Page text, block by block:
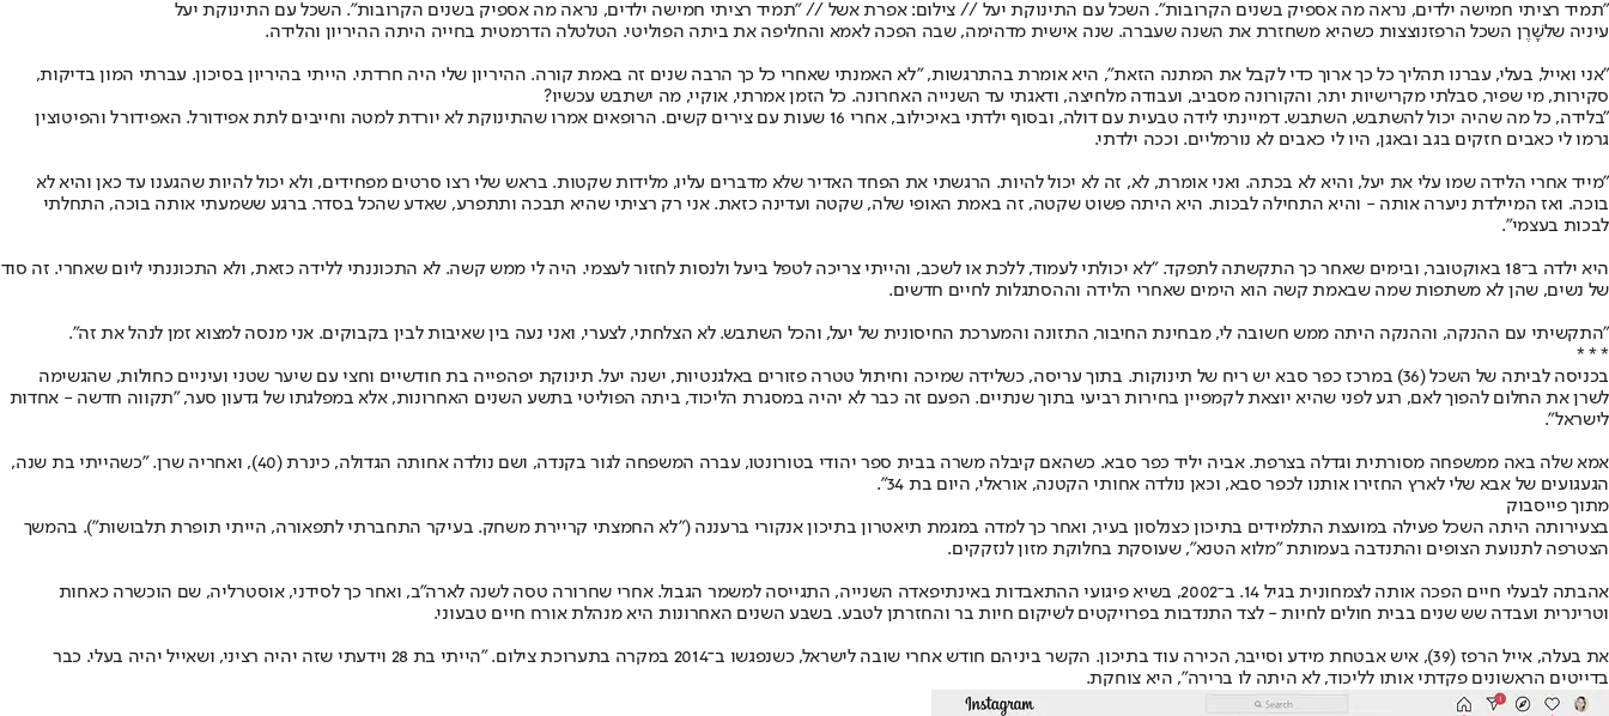
"תמיד רציתי חמישה ילדים, נראה מה אספיק בשנים הקרובות". השכל עם התינוקת יעל // צילום: אפרת אשל // "תמיד רציתי חמישה ילדים, נראה מה אספיק בשנים הקרובות". השכל עם התינוקת יעל
עיניה שלשָׁרֶן השכל הרפזנוצצות כשהיא משחזרת את השנה שעברה. שנה אישית מדהימה, שבה הפכה לאמא והחליפה את ביתה הפוליטי. הטלטלה הדרמטית בחייה היתה ההיריון והלידה.
"אני ואייל, בעלי, עברנו תהליך כל כך ארוך כדי לקבל את המתנה הזאת", היא אומרת בהתרגשות, "לא האמנתי שאחרי כל כך הרבה שנים זה באמת קורה. ההיריון שלי היה חרדתי. הייתי בהיריון בסיכון. עברתי המון בדיקות,
סקירות, מי שפיר, סבלתי מקרישיות יתר, והקורונה מסביב, ועבודה מלחיצה, ודאגתי עד השנייה האחרונה. כל הזמן אמרתי, אוקיי, מה ישתבש עכשיו?
"בלידה, כל מה שהיה יכול להשתבש, השתבש. דמיינתי לידה טבעית עם דולה, ובסוף ילדתי באיכילוב, אחרי 16 שעות עם צירים קשים. הרופאים אמרו שהתינוקת לא יורדת למטה וחייבים לתת אפידורל. האפידורל והפיטוצין
גרמו לי כאבים חזקים בגב ובאגן, היו לי כאבים לא נורמליים. וככה ילדתי.
"מייד אחרי הלידה שמו עלי את יעל, והיא לא בכתה. ואני אומרת, לא, זה לא יכול להיות. הרגשתי את הפחד האדיר שלא מדברים עליו, מלידות שקטות. בראש שלי רצו סרטים מפחידים, ולא יכול להיות שהגענו עד כאן והיא לא
בוכה. ואז המיילדת ניערה אותה - והיא התחילה לבכות. היא היתה פשוט שקטה, זה באמת האופי שלה, שקטה ועדינה כזאת. אני רק רציתי שהיא תבכה ותתפרע, שאדע שהכל בסדר. ברגע ששמעתי אותה בוכה, התחלתי
לבכות בעצמי".
היא ילדה ב־18 באוקטובר, ובימים שאחר כך התקשתה לתפקד. "לא יכולתי לעמוד, ללכת או לשכב, והייתי צריכה לטפל ביעל ולנסות לחזור לעצמי. היה לי ממש קשה. לא התכוננתי ללידה כזאת, ולא התכוננתי ליום שאחרי. זה סוד
של נשים, שהן לא משתפות שמה שבאמת קשה הוא הימים שאחרי הלידה וההסתגלות לחיים חדשים.
"התקשיתי עם ההנקה, וההנקה היתה ממש חשובה לי, מבחינת החיבור, התזונה והמערכת החיסונית של יעל, והכל השתבש. לא הצלחתי, לצערי, ואני נעה בין שאיבות לבין בקבוקים. אני מנסה למצוא זמן לנהל את זה".
* * *
בכניסה לביתה של השכל (36) במרכז כפר סבא יש ריח של תינוקות. בתוך עריסה, כשלידה שמיכה וחיתול טטרה פזורים באלגנטיות, ישנה יעל. תינוקת יפהפייה בת חודשיים וחצי עם שיער שטני ועיניים כחולות, שהגשימה
לשרן את החלום להפוך לאם, רגע לפני שהיא יוצאת לקמפיין בחירות רביעי בתוך שנתיים. הפעם זה כבר לא יהיה במסגרת הליכוד, ביתה הפוליטי בתשע השנים האחרונות, אלא במפלגתו של גדעון סער, "תקווה חדשה - אחדות
לישראל".
אמא שלה באה ממשפחה מסורתית וגדלה בצרפת. אביה יליד כפר סבא. כשהאם קיבלה משרה בבית ספר יהודי בטורונטו, עברה המשפחה לגור בקנדה, ושם נולדה אחותה הגדולה, כינרת (40), ואחריה שרן. "כשהייתי בת שנה,
הגעגועים של אבא שלי לארץ החזירו אותנו לכפר סבא, וכאן נולדה אחותי הקטנה, אוראלי, היום בת 34".
מתוך פייסבוק
בצעירותה היתה השכל פעילה במועצת התלמידים בתיכון כצנלסון בעיר, ואחר כך למדה במגמת תיאטרון בתיכון אנקורי ברעננה ("לא החמצתי קריירת משחק. בעיקר התחברתי לתפאורה, הייתי תופרת תלבושות"). בהמשך
הצטרפה לתנועת הצופים והתנדבה בעמותת "מלוא הטנא", שעוסקת בחלוקת מזון לנזקקים.
אהבתה לבעלי חיים הפכה אותה לצמחונית בגיל 14. ב־2002, בשיא פיגועי ההתאבדות באינתיפאדה השנייה, התגייסה למשמר הגבול. אחרי שחרורה טסה לשנה לארה"ב, ואחר כך לסידני, אוסטרליה, שם הוכשרה כאחות
וטרינרית ועבדה שש שנים בבית חולים לחיות - לצד התנדבות בפרויקטים לשיקום חיות בר והחזרתן לטבע. בשבע השנים האחרונות היא מנהלת אורח חיים טבעוני.
את בעלה, אייל הרפז (39), איש אבטחת מידע וסייבר, הכירה עוד בתיכון. הקשר ביניהם חודש אחרי שובה לישראל, כשנפגשו ב־2014 במקרה בתערוכת צילום. "הייתי בת 28 וידעתי שזה יהיה רציני, ושאייל יהיה בעלי. כבר
בדייטים הראשונים פקדתי אותו לליכוד, לא היתה לו ברירה", היא צוחקת.